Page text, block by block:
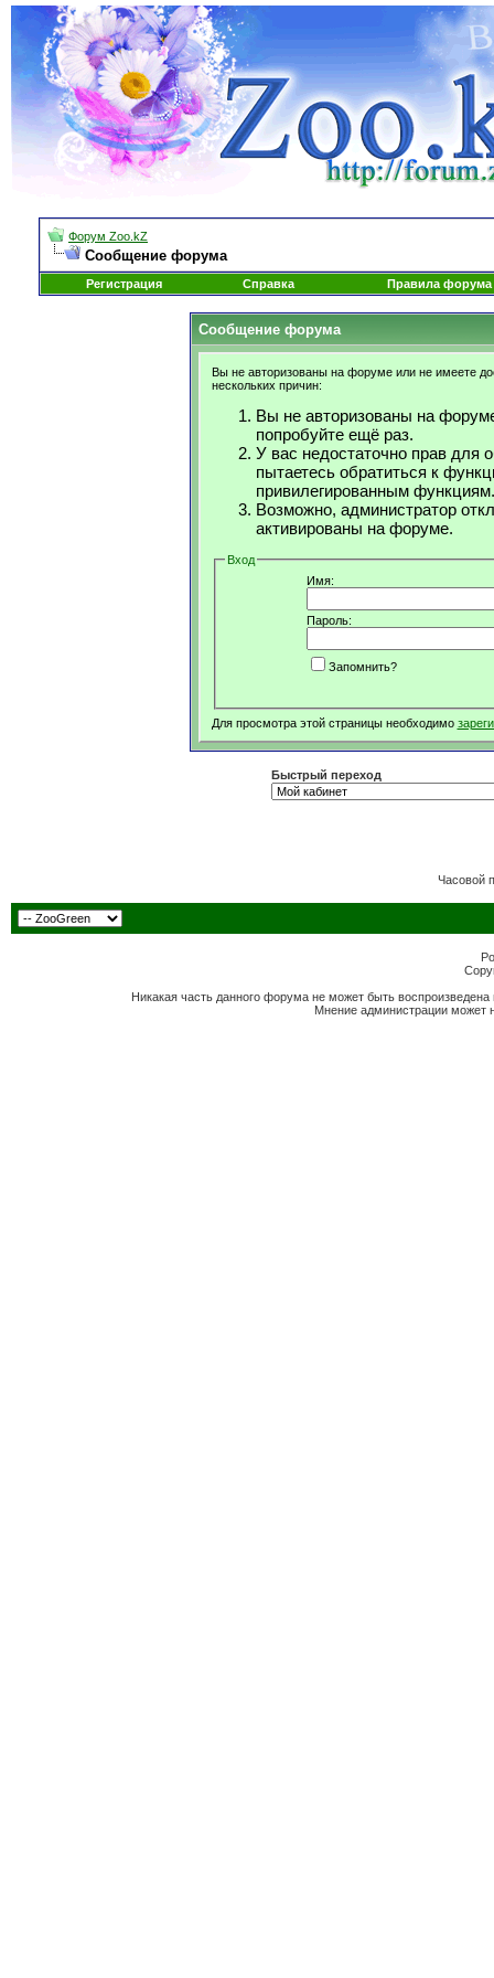
Форум Zoo.kZ
Сообщение форума
Регистрация Справка Правила форума
Сообщение форума
Вы не авторизованы на форуме или не имеете
нескольких причин:
Вы не авторизованы на
попробуйте ещё раз.
У вас недостаточно прав для
пытаетесь обратиться к
привилегированным функциям.
Возможно, администратор
активированы на форуме.
Вход
Имя:
Пароль:
Запомнить?
Для просмотра этой страницы необходимо
Быстрый переход
Часовой
Никакая часть данного форума не может быть
Мнение администрации может